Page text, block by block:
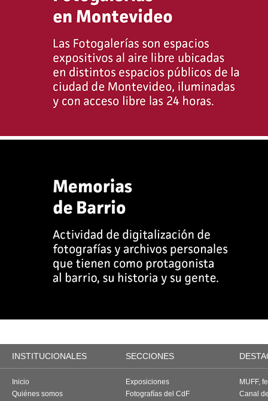
INSTITUCIONALES SECCIONES
Inicio
Quiénes somos
Exposiciones
Fotografías del CdF
MUFF,
Canal